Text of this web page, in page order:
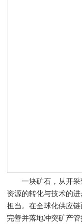
一块矿石，从开采
资源的转化与技术的
担当。在全球化供应
完善并落地冲突矿产